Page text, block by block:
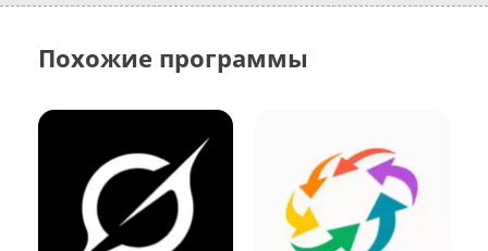
Похожие программы